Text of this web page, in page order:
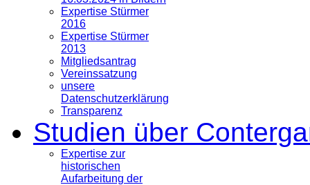
Expertise Stürmer
2016
Expertise Stürmer
2013
Mitgliedsantrag
Vereinssatzung
unsere
Datenschutzerklärung
Transparenz
Studien über
Expertise zur
historischen
Aufarbeitung der